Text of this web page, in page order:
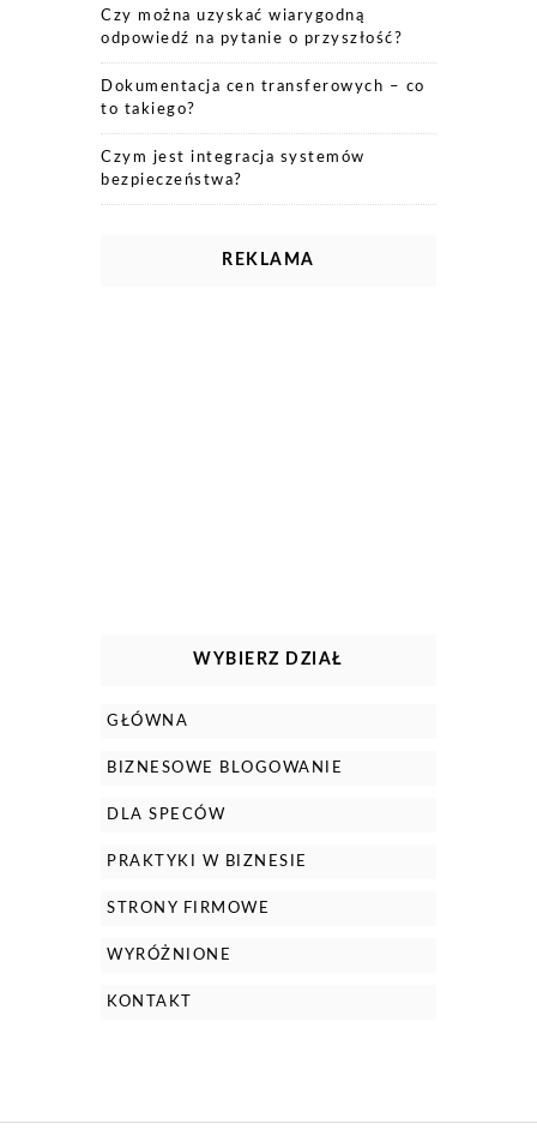
Czy można uzyskać wiarygodną
odpowiedź na pytanie o przyszłość?
Dokumentacja cen transferowych – co
to takiego?
Czym jest integracja systemów
bezpieczeństwa?
REKLAMA
WYBIERZ DZIAŁ
GŁÓWNA
BIZNESOWE BLOGOWANIE
DLA SPECÓW
PRAKTYKI W BIZNESIE
STRONY FIRMOWE
WYRÓŻNIONE
KONTAKT